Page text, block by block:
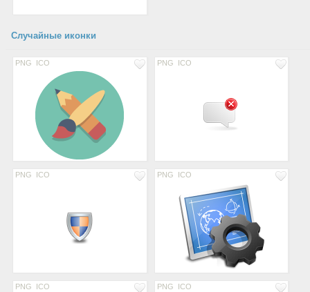
Случайные иконки
PNG ICO PNG ICO
PNG ICO PNG ICO
PNG ICO PNG ICO